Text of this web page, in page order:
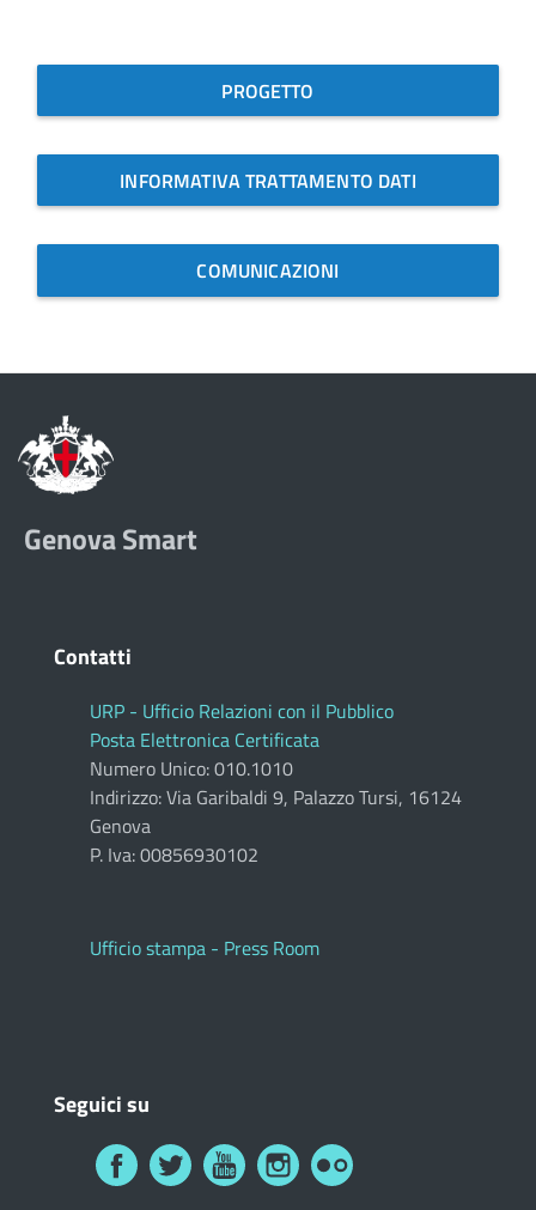
PROGETTO
INFORMATIVA TRATTAMENTO DATI
COMUNICAZIONI
Genova Smart
Contatti
URP - Ufficio Relazioni con il Pubblico
Posta Elettronica Certificata
Numero Unico: 010.1010
Indirizzo: Via Garibaldi 9, Palazzo Tursi, 16124
Genova
P. Iva: 00856930102
Ufficio stampa - Press Room
Seguici su